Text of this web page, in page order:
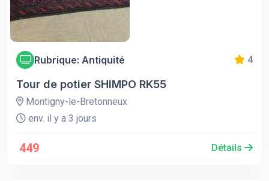
Rubrique: Antiquité 4
Tour de potier SHIMPO RK55
Montigny-le-Bretonneux
env. il y a 3 jours
449 Détails